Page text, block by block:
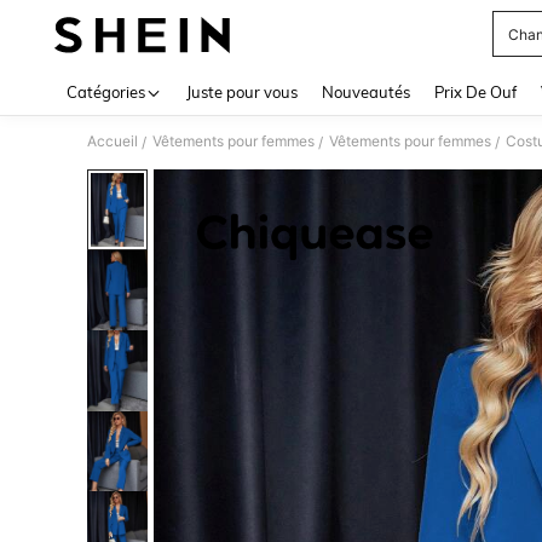
Catégories Juste pour vous Nouveautés Prix De Ouf
Accueil / Vêtements pour femmes / Vêtements pour femmes /